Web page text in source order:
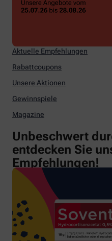
Aktuelle Empfehlungen
Rabattcoupons
Unsere Aktionen
Gewinnspiele
Magazine
Unbeschwert
entdecken Sie
Empfehlungen!